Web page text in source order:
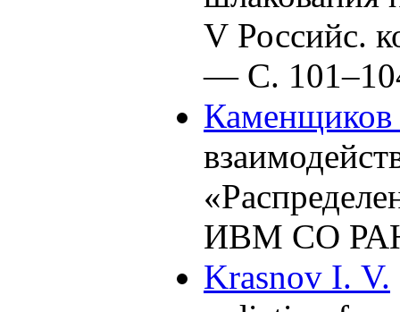
V
— С. 1
ИВМ СО
Krasnov I. V.